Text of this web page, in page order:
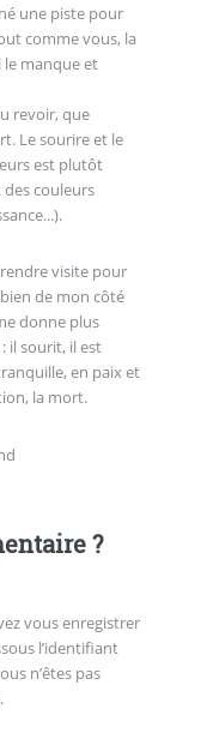
une piste pour
comme vous, la
le manque et
revoir, que
Le sourire et le
est plutôt
couleurs
rendre visite pour
de mon côté
donne plus
il sourit, il est
en paix et
la mort.
?
vous enregistrer
l’identifiant
n’êtes pas